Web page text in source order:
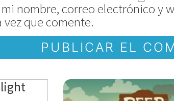
nombre, correo electrónico y
vez que comente.